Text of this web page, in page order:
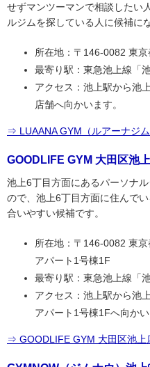
せずマンツーマンで相談したい
ルジムを探している人に候補に
所在地：〒146-0082 東
最寄り駅：東急池上線「
アクセス：池上駅から池
店舗へ向かいます。
⇒ LUAANA GYM（ルアーナジ
GOODLIFE GYM 大田区池
池上6丁目方面にあるパーソナ
ので、池上6丁目方面に住んで
合いやすい候補です。
所在地：〒146-0082 東
アパート1号棟1F
最寄り駅：東急池上線「
アクセス：池上駅から池
アパート1号棟1Fへ向かい
⇒ GOODLIFE GYM 大田区池上